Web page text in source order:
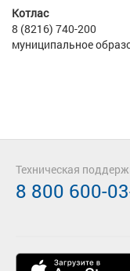
Котлас
8 (8216) 740-200
муниципальное
Техническая
8 800 600-